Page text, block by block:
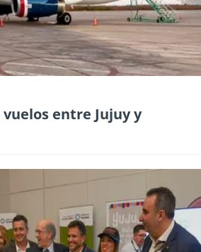
entre Jujuy y